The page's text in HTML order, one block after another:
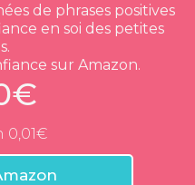
de phrases positives
en soi des petites
sur Amazon.
0,01€